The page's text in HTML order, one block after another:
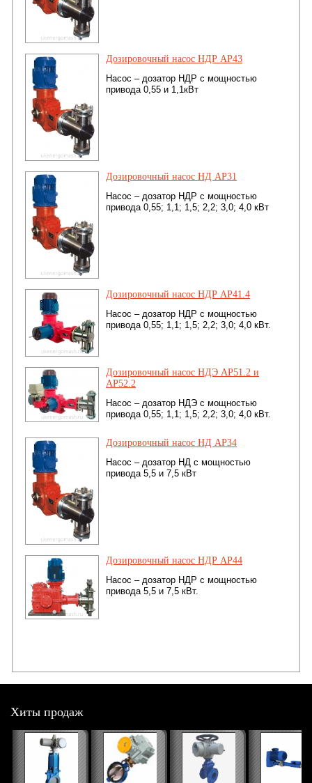
Дозировочный насос НДР АР43
Насос – дозатор НДР с мощностью
привода 0,55 и 1,1кВт
Дозировочный насос НД АР31
Насос – дозатор НДР с мощностью
привода 0,55; 1,1; 1,5; 2,2; 3,0; 4,0 кВт
Дозировочный насос НДР АР41.4
Насос – дозатор НДР с мощностью
привода 0,55; 1,1; 1,5; 2,2; 3,0; 4,0 кВт.
Дозировочный насос НДЭ АР51.2 и
АР52.2
Насос – дозатор НДЭ с мощностью
привода 0,55; 1,1; 1,5; 2,2; 3,0; 4,0 кВт.
Дозировочный насос НД АР34
Насос – дозатор НД с мощностью
привода 5,5 и 7,5 кВт
Дозировочный насос НДР АР44
Насос – дозатор НДР с мощностью
привода 5,5 и 7,5 кВт.
Хиты продаж